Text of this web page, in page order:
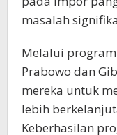
masalah
Melalui
Prabowo dan
mereka untuk
lebih
Keberhasilan